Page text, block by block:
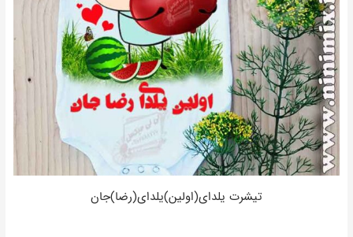
تیشرت یلدای(اولین)یلدای(رضا)جان